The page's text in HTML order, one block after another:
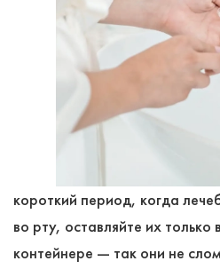
короткий период, когда
во рту, оставляйте их только
контейнере ― так они не